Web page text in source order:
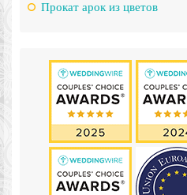
Прокат арок из цветов